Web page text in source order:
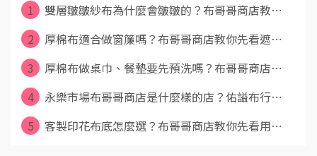
1
雙層皺皺紗布為什麼會皺皺的？布哥哥商店教⋯
2
厚棉布適合做窗簾嗎？布哥哥商店教你先看遮⋯
3
厚棉布做桌巾、餐墊要先預洗嗎？布哥哥商店⋯
4
永樂市場布哥哥商店是什麼樣的店？佑謚布行⋯
5
客製印花布底怎麼選？布哥哥商店教你先看用⋯